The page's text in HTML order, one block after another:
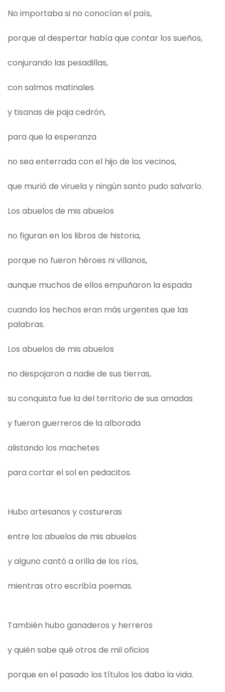
No importaba si no conocían el país,
porque al despertar había que contar los sueños,
conjurando las pesadillas,
con salmos matinales
y tisanas de paja cedrón,
para que la esperanza
no sea enterrada con el hijo de los vecinos,
que murió de viruela y ningún santo pudo salvarlo.
Los abuelos de mis abuelos
no figuran en los libros de historia,
porque no fueron héroes ni villanos,
aunque muchos de ellos empuñaron la espada
cuando los hechos eran más urgentes que las
palabras.
Los abuelos de mis abuelos
no despojaron a nadie de sus tierras,
su conquista fue la del territorio de sus amadas
y fueron guerreros de la alborada
alistando los machetes
para cortar el sol en pedacitos.
Hubo artesanos y costureras
entre los abuelos de mis abuelos
y alguno cantó a orilla de los ríos,
mientras otro escribía poemas.
También hubo ganaderos y herreros
y quién sabe qué otros de mil oficios
porque en el pasado los títulos los daba la vida.